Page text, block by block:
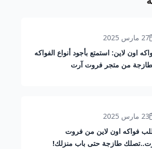
27 مارس 2025
اون لاين: استمتع بأجود أنواع الفواكه
من متجر فروت آرت
23 مارس 2025
فواكه اون لاين من فروت
طازجة حتى باب منزلك!